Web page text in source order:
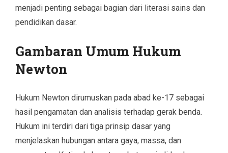
menjadi penting sebagai bagian dari literasi sains dan
pendidikan dasar.
Gambaran Umum Hukum
Newton
Hukum Newton dirumuskan pada abad ke-17 sebagai
hasil pengamatan dan analisis terhadap gerak benda.
Hukum ini terdiri dari tiga prinsip dasar yang
menjelaskan hubungan antara gaya, massa, dan